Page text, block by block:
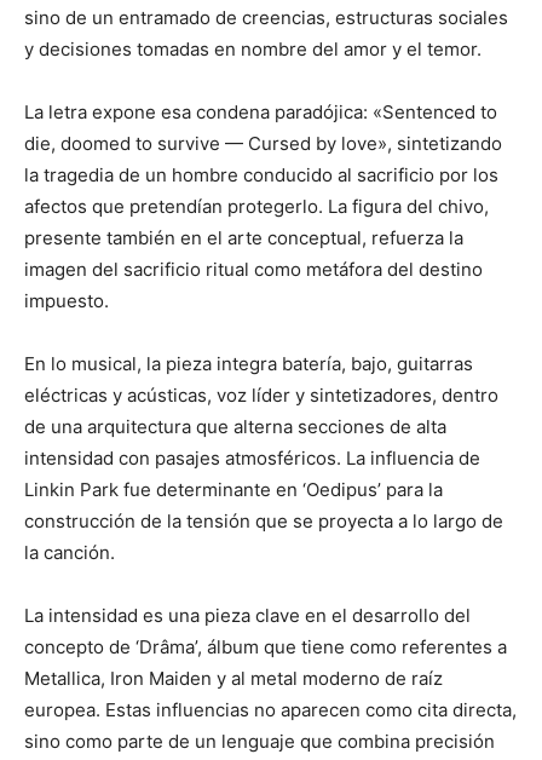
sino de un entramado de creencias, estructuras sociales
y decisiones tomadas en nombre del amor y el temor.
La letra expone esa condena paradójica: «Sentenced to
die, doomed to survive — Cursed by love», sintetizando
la tragedia de un hombre conducido al sacrificio por los
afectos que pretendían protegerlo. La figura del chivo,
presente también en el arte conceptual, refuerza la
imagen del sacrificio ritual como metáfora del destino
impuesto.
En lo musical, la pieza integra batería, bajo, guitarras
eléctricas y acústicas, voz líder y sintetizadores, dentro
de una arquitectura que alterna secciones de alta
intensidad con pasajes atmosféricos. La influencia de
Linkin Park fue determinante en ‘Oedipus’ para la
construcción de la tensión que se proyecta a lo largo de
la canción.
La intensidad es una pieza clave en el desarrollo del
concepto de ‘Drâma’, álbum que tiene como referentes a
Metallica, Iron Maiden y al metal moderno de raíz
europea. Estas influencias no aparecen como cita directa,
sino como parte de un lenguaje que combina precisión